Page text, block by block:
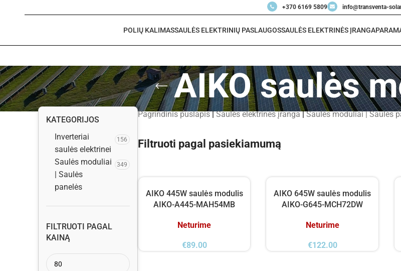
+370 6169 5809 info@transventa-
POLIŲ KALIMASSAULĖS ELEKTRINIŲ PASLAUGOSSAULĖS ELEKTRINĖS ĮRANGA
AIKO saulės
KATEGORIJOS
Inverteriai
saulės elektrinei
156
Saulės moduliai
| Saulės
panelės
349
FILTRUOTI PAGAL
KAINĄ
Pagrindinis puslapis|Saulės elektrinės įranga|Saulės moduliai | Saulės
Filtruoti pagal pasiekiamumą
AIKO 445W saulės modulis
AIKO-A445-MAH54MB
Neturime
€89.00
AIKO 645W saulės modulis
AIKO-G645-MCH72DW
Neturime
€122.00